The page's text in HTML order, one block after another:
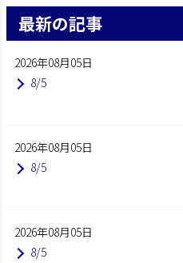
最新の記事
2026年08月05日
8/5
2026年08月05日
8/5
2026年08月05日
8/5